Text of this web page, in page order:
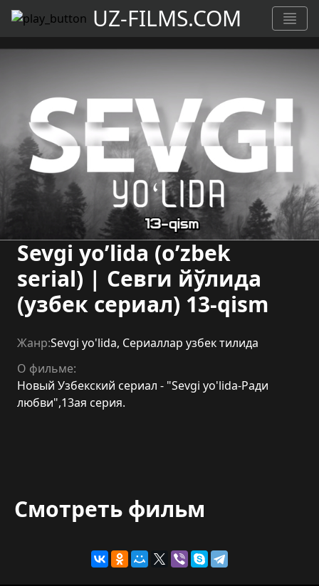
UZ-FILMS.COM
Sevgi yo’lida (o’zbek
serial) | Севги йўлида
(узбек сериал) 13-qism
Жанр:Sevgi yo'lida, Сериаллар узбек тилида
О фильме:
Новый Узбекский сериал - "Sevgi yo'lida-Ради
любви",13ая серия.
Смотреть фильм